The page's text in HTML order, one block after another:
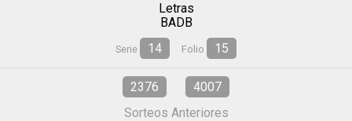
Letras
BADB
Serie 14 Folio 15
2376
4007
Sorteos Anteriores